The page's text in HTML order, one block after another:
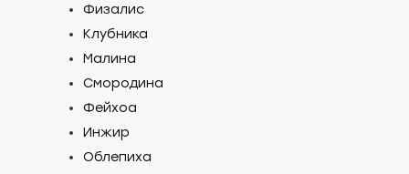
Физалис
Клубника
Малина
Смородина
Фейхоа
Инжир
Облепиха